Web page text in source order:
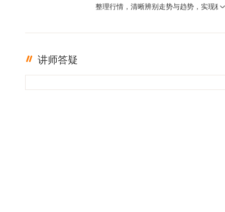
整理行情，清晰辨别走势与趋势，实现稳
讲师答疑